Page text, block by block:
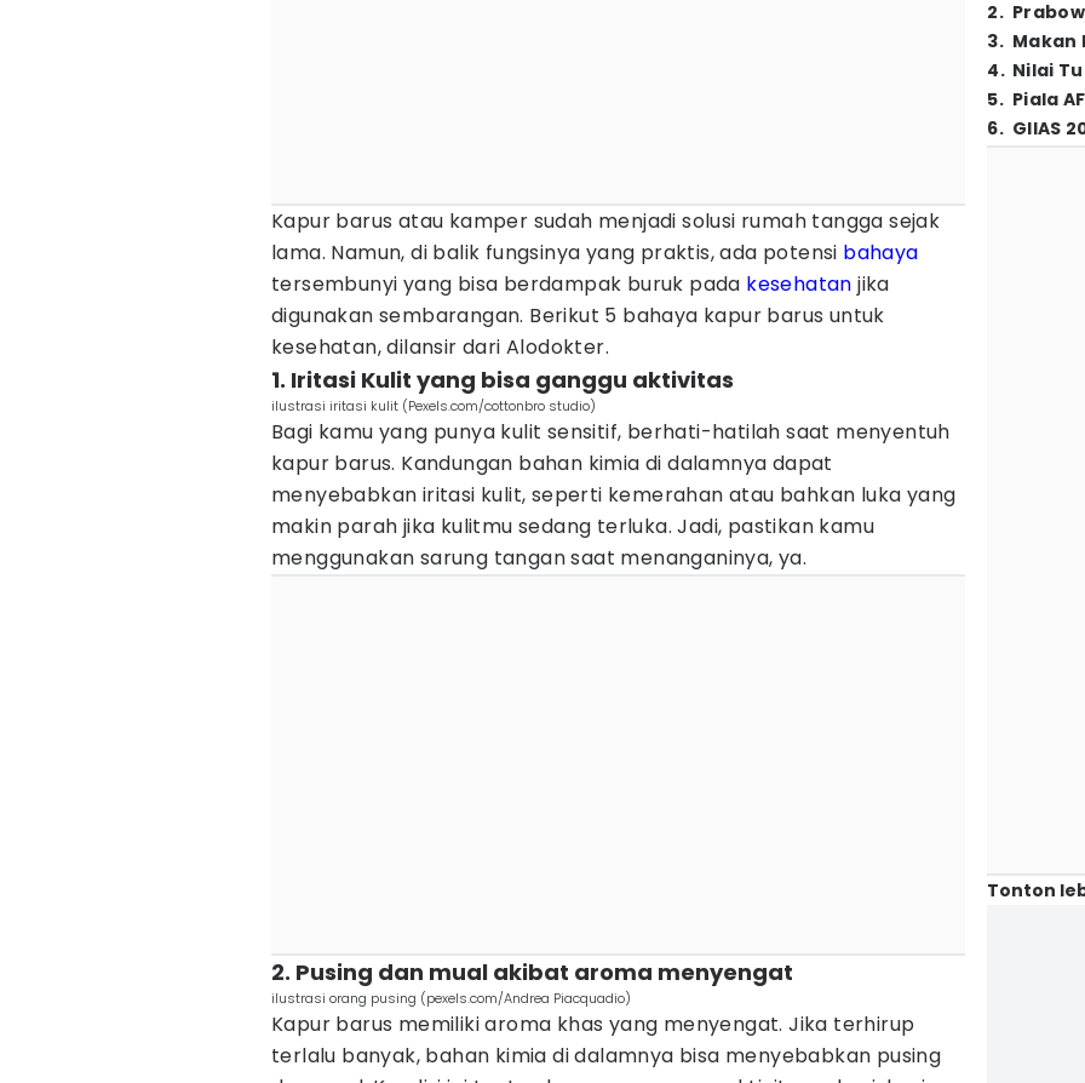
Kapur barus atau kamper sudah menjadi solusi rumah tangga sejak
lama. Namun, di balik fungsinya yang praktis, ada potensi bahaya
tersembunyi yang bisa berdampak buruk pada kesehatan jika
digunakan sembarangan. Berikut 5 bahaya kapur barus untuk
kesehatan, dilansir dari Alodokter.
1. Iritasi Kulit yang bisa ganggu aktivitas
ilustrasi iritasi kulit (Pexels.com/cottonbro studio)
Bagi kamu yang punya kulit sensitif, berhati-hatilah saat menyentuh
kapur barus. Kandungan bahan kimia di dalamnya dapat
menyebabkan iritasi kulit, seperti kemerahan atau bahkan luka yang
makin parah jika kulitmu sedang terluka. Jadi, pastikan kamu
menggunakan sarung tangan saat menanganinya, ya.
2. Pusing dan mual akibat aroma menyengat
ilustrasi orang pusing (pexels.com/Andrea Piacquadio)
Kapur barus memiliki aroma khas yang menyengat. Jika terhirup
terlalu banyak, bahan kimia di dalamnya bisa menyebabkan pusing
2.
3. Makan
4. Nilai
5. Piala
6. GIIAS
Tonton